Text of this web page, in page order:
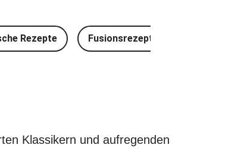
Rezepte Fusionsrezepte
Klassikern und aufregenden